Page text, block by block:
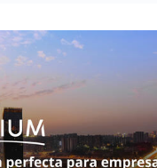
la fidelización que se
el activo más
sino de